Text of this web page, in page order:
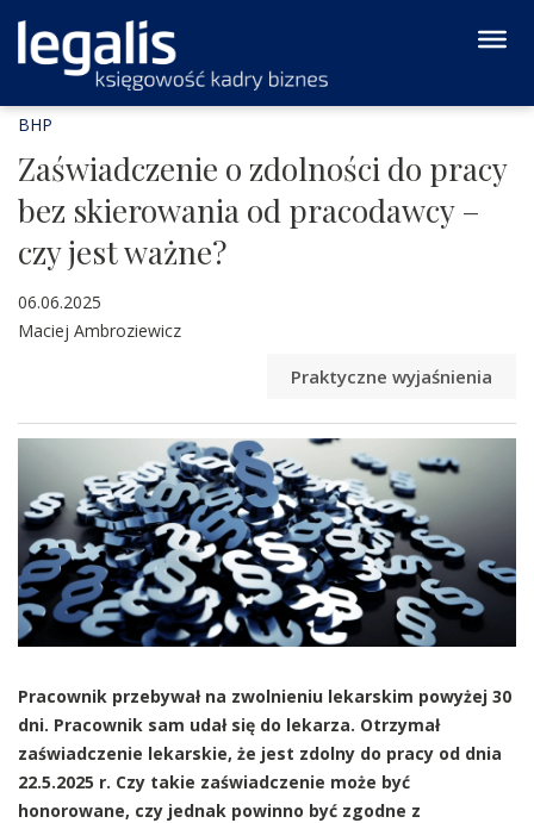
BHP
Zaświadczenie o zdolności do pracy
bez skierowania od pracodawcy –
czy jest ważne?
06.06.2025
Maciej Ambroziewicz
Praktyczne wyjaśnienia
Pracownik przebywał na zwolnieniu lekarskim powyżej 30
dni. Pracownik sam udał się do lekarza. Otrzymał
zaświadczenie lekarskie, że jest zdolny do pracy od dnia
22.5.2025 r. Czy takie zaświadczenie może być
honorowane, czy jednak powinno być zgodne z